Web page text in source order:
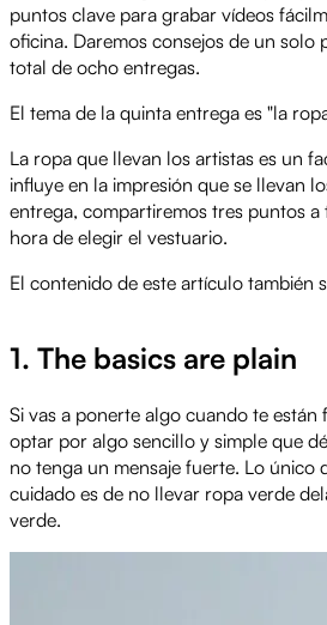
puntos clave para grabar vídeos
oficina. Daremos consejos de un solo
total de ocho entregas.
El tema de la quinta entrega es "la
La ropa que llevan los artistas es un
influye en la impresión que se llevan
entrega, compartiremos tres puntos a
hora de elegir el vestuario.
El contenido de este artículo también
is
modal
window.
The Video Cloud video was not
Session ID:
2026-08-
Player Element ID:vjs_video_3
1. The basics are plain
Si vas a ponerte algo cuando te están
optar por algo sencillo y simple que
no tenga un mensaje fuerte. Lo único
cuidado es de no llevar ropa verde
verde.